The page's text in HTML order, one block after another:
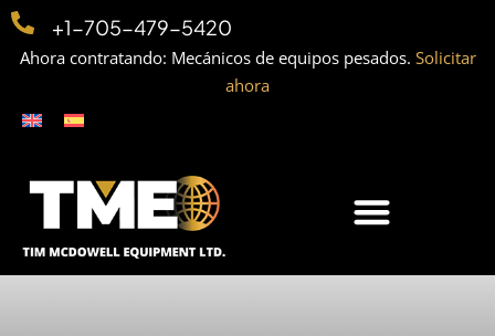
+1-705-479-5420
Ahora contratando: Mecánicos de equipos pesados. Solicitar
ahora